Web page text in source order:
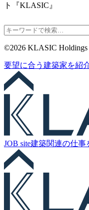
ト『KLASIC』
©2026 KLASIC Holdings
要望に合う 建築家を紹
JOB site建築関連の仕事